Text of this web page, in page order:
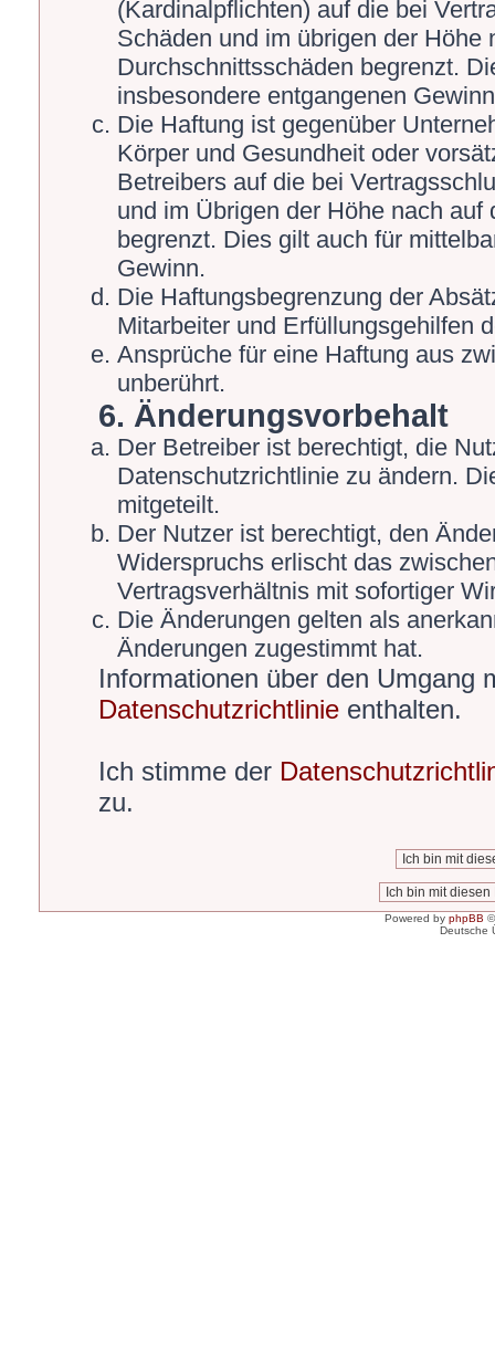
(Kardinalpflichten) auf die bei
Schäden und im übrigen der Höhe
Durchschnittsschäden begrenzt.
insbesondere entgangenen
Die Haftung ist gegenüber
Körper und Gesundheit oder
Betreibers auf die bei
und im Übrigen der Höhe nach
begrenzt. Dies gilt auch für
Gewinn.
Die Haftungsbegrenzung der
Mitarbeiter und Erfüllungsgehilfen
Ansprüche für eine Haftung aus
unberührt.
6. Änderungsvorbehalt
Der Betreiber ist berechtigt, die
Datenschutzrichtlinie zu ändern.
mitgeteilt.
Der Nutzer ist berechtigt, den
Widerspruchs erlischt das
Vertragsverhältnis mit sofortiger
Die Änderungen gelten als
Änderungen zugestimmt hat.
Informationen über den Umgang
Datenschutzrichtlinie enthalten.
Ich stimme der
zu.
Powered by phpBB
Deutsche